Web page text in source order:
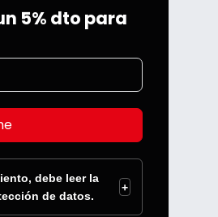
5% dto para
debe leer la
de datos.
+